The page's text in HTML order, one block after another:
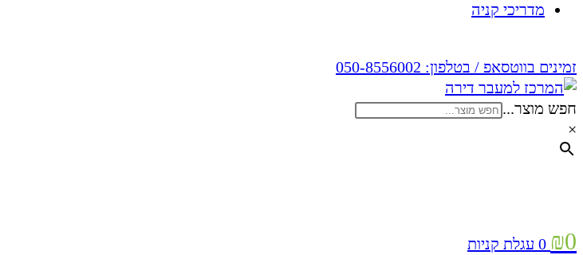
מדריכי קניה
זמינים בווטסאפ / בטלפון: 050-8556002
חפש מוצר...
×
₪0
0 עגלת קניות